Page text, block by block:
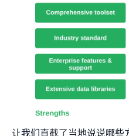
让我们直截了当地说说哪些